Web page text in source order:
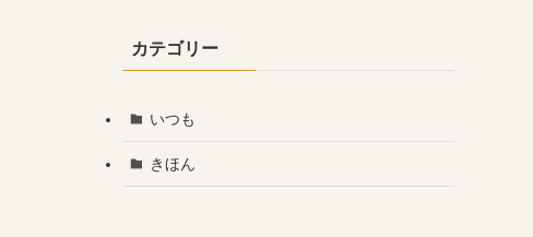
カテゴリー
いつも
きほん